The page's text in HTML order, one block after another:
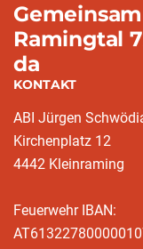
Ramingtal
da
KONTAKT
ABI Jürgen
Kirchenplatz 12
4442 Kleinraming
Feuerwehr IBAN: